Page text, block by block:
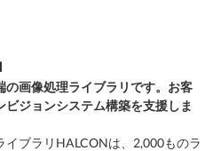
の画像処理ライブラリです。お客
ビジョンシステム構築を支援しま
イブラリHALCONは、2,000ものラ